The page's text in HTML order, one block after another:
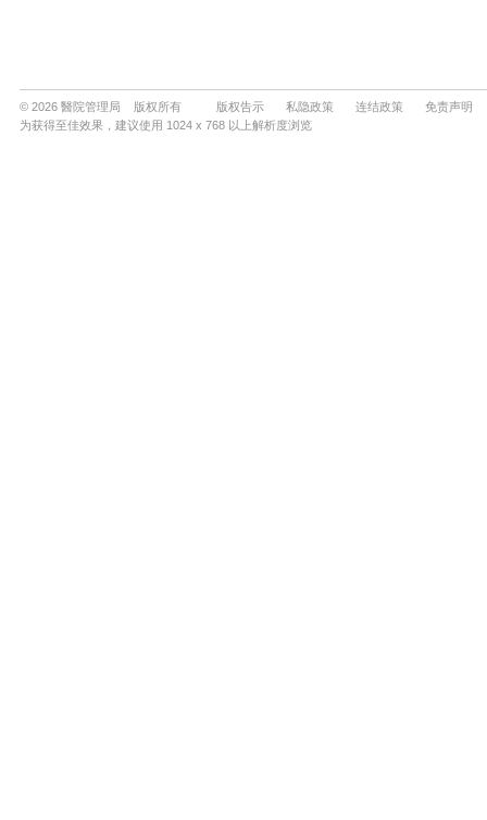
© 2026 醫院管理局 版权所有 版权告示 私隐政策 连结政策
免责声明
为获得至佳效果，建议使用 1024 x 768 以上解析度浏览